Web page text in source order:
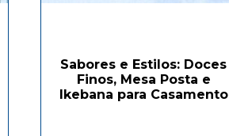
Sabores e Estilos: Doces
Finos, Mesa Posta e
Ikebana para Casamento